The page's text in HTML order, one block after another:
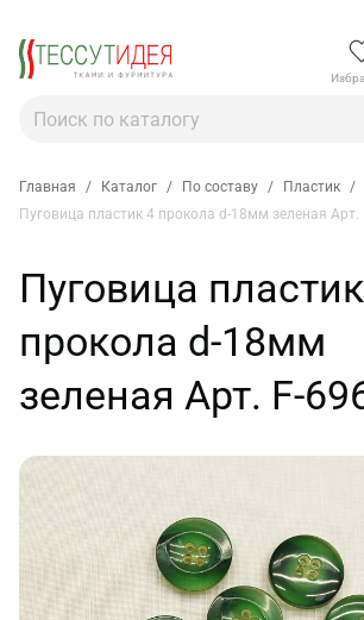
Главная / Каталог / По составу / Пластик /
Пуговица пластик 4 прокола d-18мм зеленая Арт.
Пуговица
прокола d-18мм
зеленая Арт. F-